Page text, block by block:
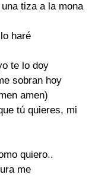
tiza a la mona
haré
te lo doy
sobran hoy
amen)
tú quieres, mi
quiero..
me